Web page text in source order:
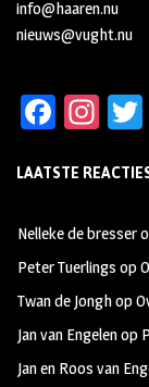
info@haaren.nu
nieuws@vught.nu
Fa
b
oo
k
In
ag
m
LAATSTE
Nelleke de bresser
Peter Tuerlings op
Twan de Jonghop
Jan van Engelenop
Jan en Roos van